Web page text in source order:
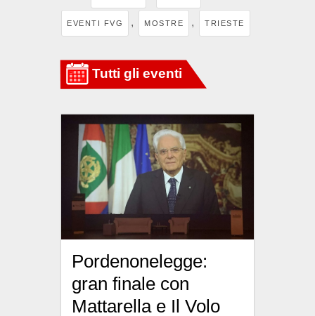
EVENTI FVG , MOSTRE , TRIESTE
Pordenonelegge:
gran finale con
Mattarella e Il Volo